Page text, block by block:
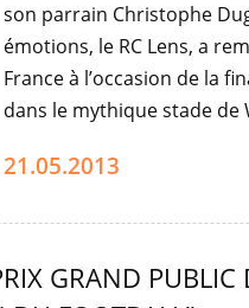
son parrain Christophe
émotions, le RC Lens, a
France à l’occasion de la
dans le mythique stade
21.05.2013
GRAND PUBLIC